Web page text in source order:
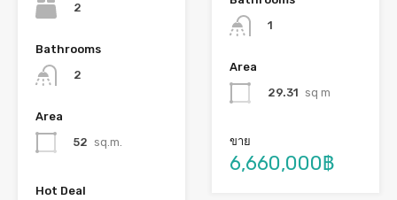
2
Bathrooms
2
Area
52 sq.m.
Hot Deal
1
Area
29.31 sq m
ขาย
6,660,000฿